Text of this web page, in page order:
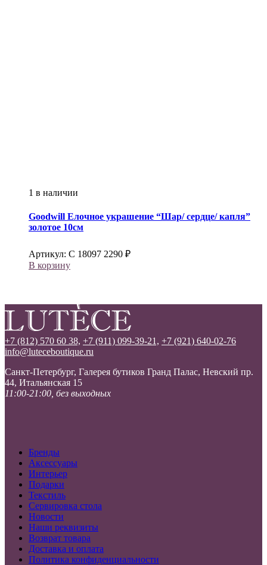
1 в наличии
Goodwill Елочное украшение “Шар/ сердце/ капля”
золотое 10см
Артикул: С 18097 2290 ₽
В корзину
+7 (812) 570 60 38, +7 (911) 099-39-21, +7 (921) 640-02-76
info@luteceboutique.ru
Санкт-Петербург, Галерея бутиков Гранд Палас, Невский пр.
44, Итальянская 15
11:00-21:00, без выходных
Бренды
Аксессуары
Интерьер
Подарки
Текстиль
Сервировка стола
Новости
Наши реквизиты
Возврат товара
Доставка и оплата
Политика конфиденциальности